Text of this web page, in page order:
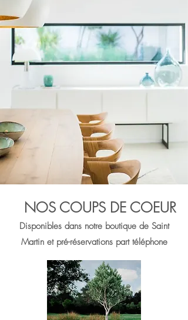
NOS COUPS DE COEUR
Disponibles dans notre boutique de Saint
Martin et pré-réservations part téléphone